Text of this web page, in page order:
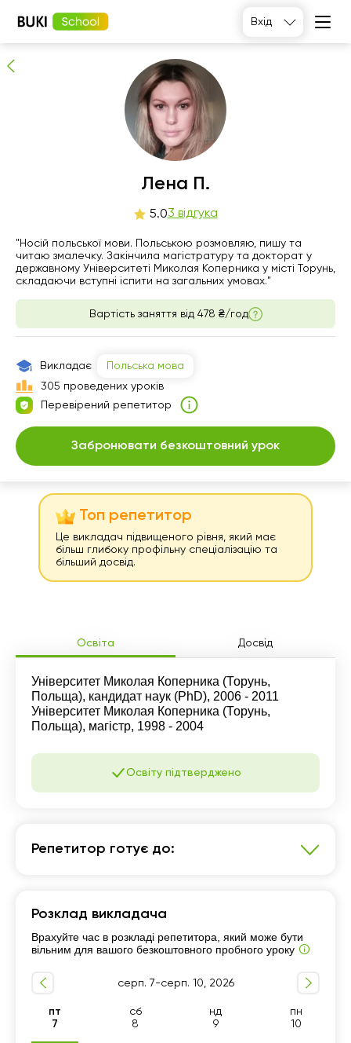
Вхід
Лена П. людей рекомендують
Освіта Досвід
Університет Миколая Коперника (Торунь,
Польща), кандидат наук (PhD), 2006 - 2011
Університет Миколая Коперника (Торунь,
Польща), магістр, 1998 - 2004
Освіту підтверджено
Репетитор готує до:
7 - 9-й класи Репетитор для дітей
Розмовна мова Репетитор для початківців
Розклад викладача
Врахуйте час в розкладі репетитора, який може бути
вільним для вашого безкоштовного пробного уроку
серп. 7-серп. 10, 2026
пт
7
сб
8
нд
9
пн
10
Лена П.
5.03 відгука
"Носій польської мови. Польською розмовляю, пишу та
читаю змалечку. Закінчила магістратуру та докторат у
державному Університеті Миколая Коперника у місті Торунь,
складаючи вступні іспити на загальних умовах."
Вартість заняття від 478 ₴/год
Викладає
Польська мова
305 проведених уроків
Перевірений репетитор
Забронювати безкоштовний урок
Топ репетитор
Це викладач підвищеного рівня, який має
більш глибоку профільну спеціалізацію та
більший досвід.
сб
нд
Немає
вільних
годин
16:00
17:00
17:30
18:00
Немає
вільних
годин
17:00
18:00
19:30